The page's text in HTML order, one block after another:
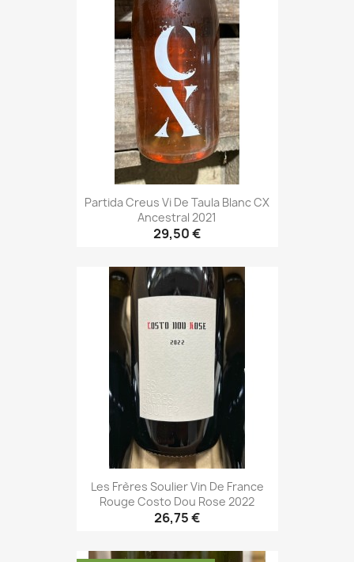
Partida Creus Vi De Taula Blanc CX
Ancestral 2021
29,50 €
Les Frères Soulier Vin De France
Rouge Costo Dou Rose 2022
26,75 €